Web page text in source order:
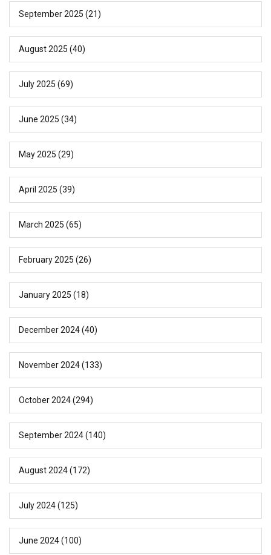
September 2025 (21)
August 2025 (40)
July 2025 (69)
June 2025 (34)
May 2025 (29)
April 2025 (39)
March 2025 (65)
February 2025 (26)
January 2025 (18)
December 2024(40)
November 2024(133)
October 2024(294)
September 2024(140)
August 2024(172)
July 2024(125)
June 2024(100)